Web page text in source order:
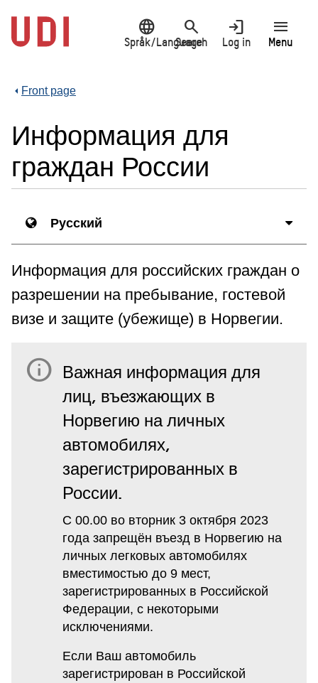
main
content
language
Språk/Language
search
Search
login
Log in
menu
Menu
Front page
Информация для
граждан России
Русский
Информация для российских граждан о
разрешении на пребывание, гостевой
визе и защите (убежище) в Норвегии.
info Важная информация для
лиц, въезжающих в
Норвегию на личных
автомобилях,
зарегистрированных в
России.
С 00.00 во вторник 3 октября 2023
года запрещён въезд в Норвегию на
личных легковых автомобилях
вместимостью до 9 мест,
зарегистрированных в Российской
Федерации, с некоторыми
исключениями.
Если Ваш автомобиль
зарегистрирован в Российской